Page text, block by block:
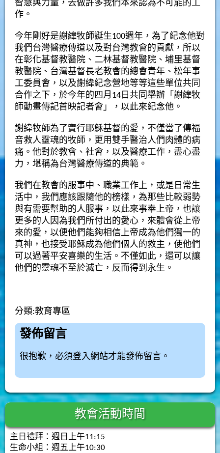
智慧與力量，去做許多我們本來認為不可能的工
作。
今年剛好是謝緯牧師誕生100週年，為了紀念他對
我們台灣醫療傳道以及對台灣教會的貢獻，所以
在彰化基督教醫院、二林基督教醫院、埔里基督
教醫院、台灣基督長老教會的總會青年、松年事
工委員會，以及謝緯紀念營地等等這些單位共同
合作之下，於今年的四月14日共同舉辦「謝緯牧
師動畫傳記首映記者會」，以此來紀念他。
謝緯牧師為了實行耶穌基督的愛，不僅當了傳福
音救人靈魂的牧師，更用雙手醫治人們肉體的病
痛。他對於教會、社會，以及醫療工作，盡心盡
力，堪稱為台灣醫療傳道的典範。
我們在教會的服事中、職業工作上，或是日常生
活中，我們應該跟隨他的榜樣，為那些比較弱勢
與有需要幫助的人服事，以此來事奉上帝，也讓
更多的人因為我們所付出的愛心，來體會從上帝
來的愛，以便他們能夠相信上帝成為他們獨一的
真神，也接受耶穌成為他們個人的救主，使他們
可以過著平安喜樂的生活。不僅如此，還可以讓
他們的靈魂不至於滅亡，反而得到永生。
分類:教育專區
發佈留言
很抱歉，必須登入網站才能發佈留言。
教會活動時間
主日禮拜：週日上午11:15
生命小組：週五上午10:30